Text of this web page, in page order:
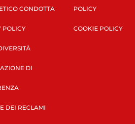
CONDOTTA
POLICY
DI
DEI RECLAMI
POLICY
COOKIE POLICY